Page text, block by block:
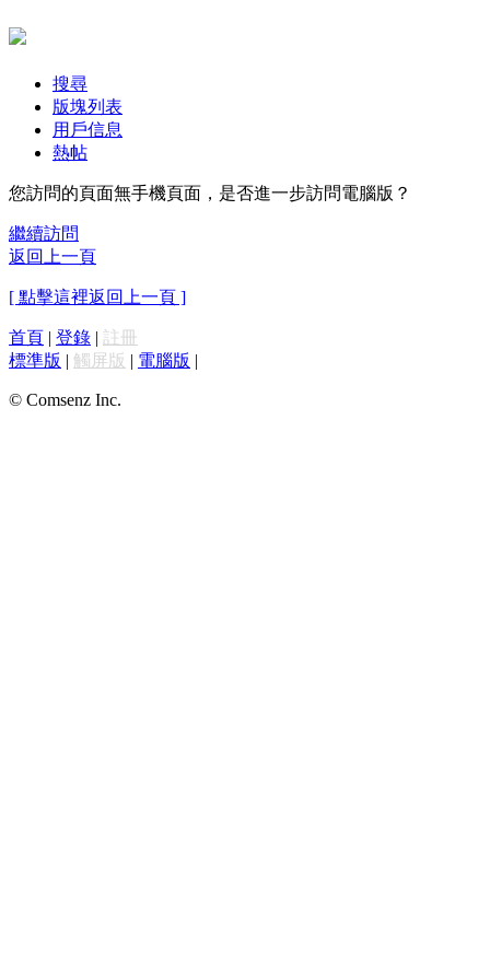
搜尋
版塊列表
用戶信息
熱帖
您訪問的頁面無手機頁面，是否進一步訪問電腦版？
繼續訪問
返回上一頁
[ 點擊這裡返回上一頁 ]
首頁 | 登錄 | 註冊
標準版 | 觸屏版 | 電腦版 |
© Comsenz Inc.